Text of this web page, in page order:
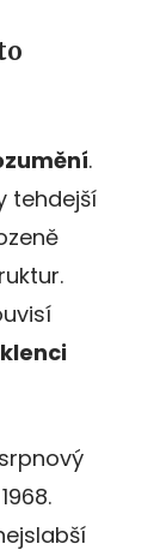
.
tehdejší